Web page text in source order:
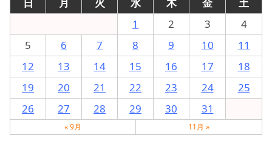
日
月 火 水 木 金
土
1
2 3
4
5
6 7 8 9 10
11
12
13 14 15 16 17
18
19
20 21 22 23 24
25
26
27 28 29 30 31
« 9月 11月 »